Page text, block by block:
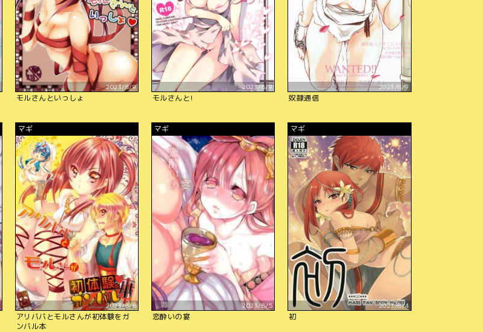
2023/8/9
モルさんといっしょ
2023/8/9
モルさんと!
2023/8/9
奴隷通信
マギ
2023/8/8
アリババとモルさんが初体験をガ
ンバル本
マギ
2023/8/5
恋酔いの宴
マギ
2023/8/4
初